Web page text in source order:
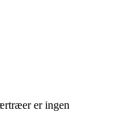
er ingen